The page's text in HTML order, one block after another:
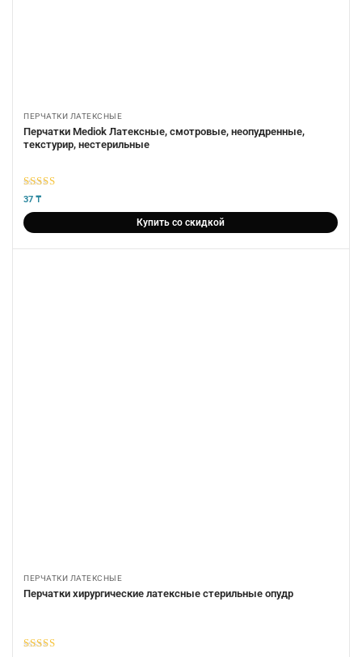
ПЕРЧАТКИ ЛАТЕКСНЫЕ
Перчатки Mediok Латексные, смотровые, неопудренные,
текстурир, нестерильные
5из 5
37 ₸
Купить со скидкой
ПЕРЧАТКИ ЛАТЕКСНЫЕ
Перчатки хирургические латексные стерильные опудр